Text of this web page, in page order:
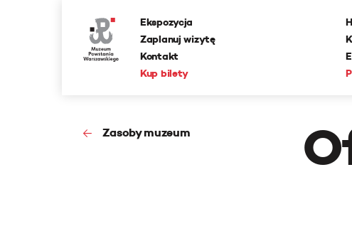
Ekspozycja
Zaplanuj wizytę
Kontakt
Kup bilety
Zasoby muzeum